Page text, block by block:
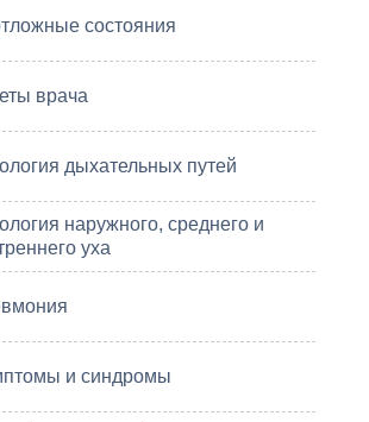
состояния
врача
дыхательных путей
наружного, среднего и
уха
и синдромы